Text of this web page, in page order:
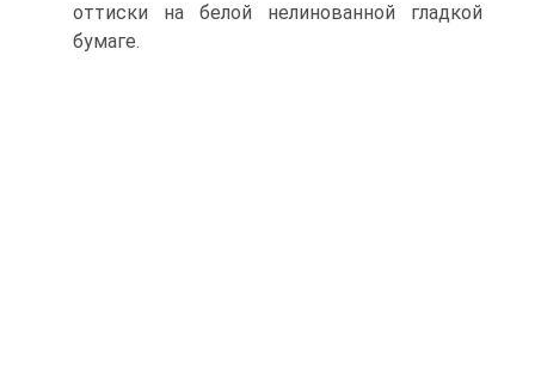
оттиски на белой нелинованной гладкой
бумаге.